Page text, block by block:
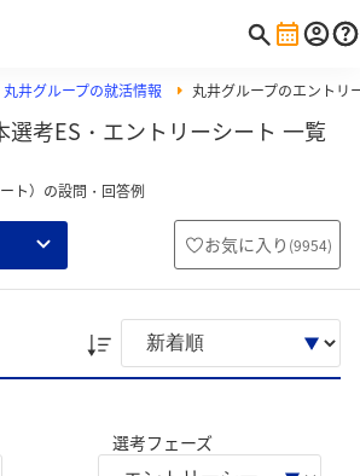
丸井グループの就活情報 丸井グループのエントリ
選考ES・エントリーシート 一覧
ト）の設問・回答例
お気に入り (9954)
選考フェーズ